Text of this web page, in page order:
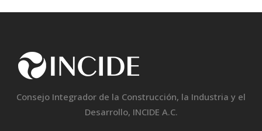
Consejo Integrador de la Construcción, la Industria y el
Desarrollo, INCIDE A.C.